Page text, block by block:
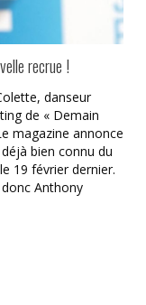
recrue !
danseur
de « Demain
magazine annonce
bien connu du
19 février dernier.
Anthony